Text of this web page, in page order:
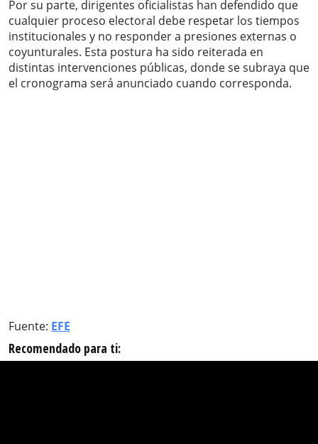
Por su parte, dirigentes oficialistas han defendido que
cualquier proceso electoral debe respetar los tiempos
institucionales y no responder a presiones externas o
coyunturales. Esta postura ha sido reiterada en
distintas intervenciones públicas, donde se subraya que
el cronograma será anunciado cuando corresponda.
Fuente: EFE
Recomendado para ti: